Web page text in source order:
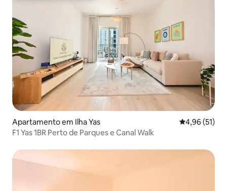
Apartamento em Ilha Yas Classificação
4,96 (51)
F1 Yas 1BR Perto de Parques e Canal Walk